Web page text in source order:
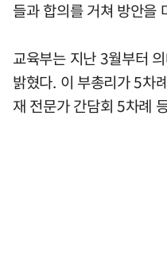
들과 합의를 거쳐 방안을
교육부는 지난 3월부터
밝혔다. 이 부총리가 5차
재 전문가 간담회 5차례